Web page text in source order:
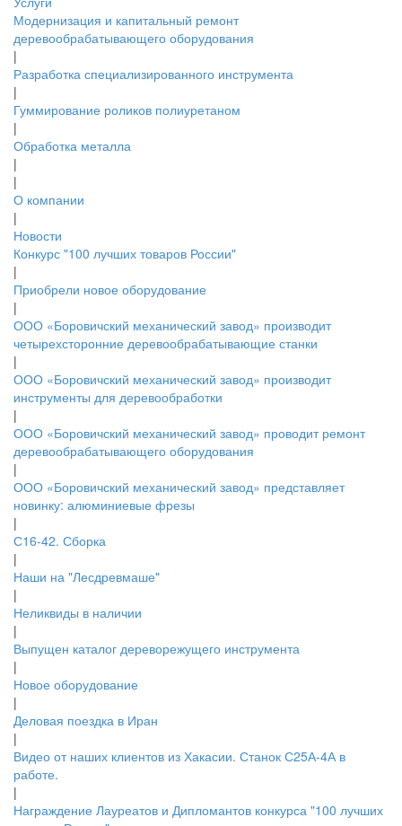
Модернизация и капитальный ремонт
деревообрабатывающего оборудования
|
Разработка специализированного инструмента
|
Гуммирование роликов полиуретаном
|
Обработка металла
|
|
О компании
|
Новости
Конкурс "100 лучших товаров России"
|
Приобрели новое оборудование
|
ООО «Боровичский механический завод» производит
четырехсторонние деревообрабатывающие станки
|
ООО «Боровичский механический завод» производит
инструменты для деревообработки
|
ООО «Боровичский механический завод» проводит ремонт
деревообрабатывающего оборудования
|
ООО «Боровичский механический завод» представляет
новинку: алюминиевые фрезы
|
С16-42. Сборка
|
Наши на "Лесдревмаше"
|
Неликвиды в наличии
|
Выпущен каталог дереворежущего инструмента
|
Новое оборудование
|
Деловая поездка в Иран
|
Видео от наших клиентов из Хакасии. Станок С25А-4А в
работе.
|
Награждение Лауреатов и Дипломантов конкурса "100 лучших